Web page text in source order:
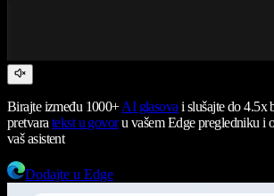
Birajte između 1000+AI glasova i slušajte do 4.5x
pretvara tekst u govoru vašem Edge pregledniku i
vaš asistent
Dodajte u Edge